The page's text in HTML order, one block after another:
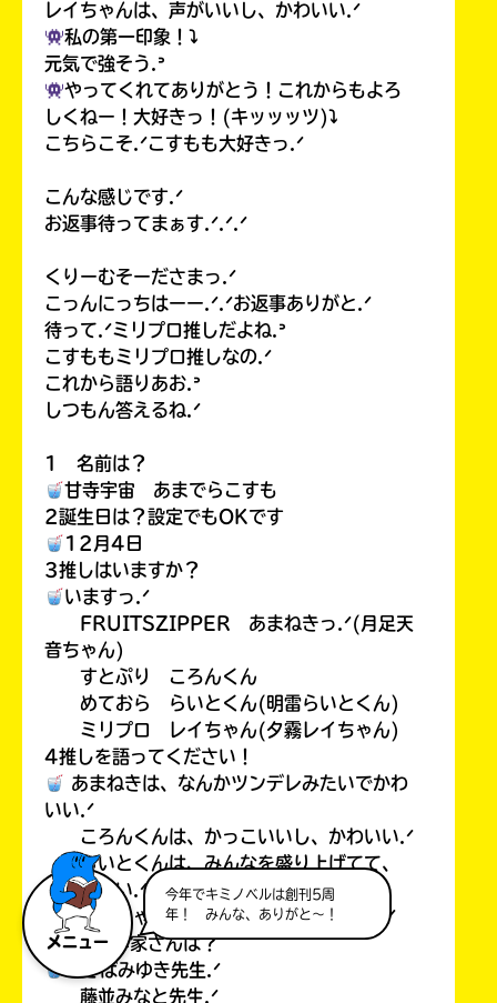
メニュー
今年でキミノベルは創刊5周
年！ みんな、ありがと～！
レイちゃんは、声がいいし、かわいい.ᐟ
私の第一印象！⤵︎
元気で強そう.ᐣ
やってくれてありがとう！これからもよろ
しくねー！大好きっ！(キッッッツ)⤵︎
こちらこそ.ᐟこすもも大好きっ.ᐟ
こんな感じです.ᐟ
お返事待ってまぁす.ᐟ.ᐟ.ᐟ
くりーむそーださまっ.ᐟ
こっんにっちはーー.ᐟ.ᐟお返事ありがと.ᐟ
待って.ᐟミリプロ推しだよね.ᐣ
こすももミリプロ推しなの.ᐟ
これから語りあお.ᐣ
しつもん答えるね.ᐟ
1 名前は？
甘寺宇宙 あまでらこすも
2誕生日は？設定でもOKです
12月4日
3推しはいますか？
いますっ.ᐟ
FRUITSZIPPER あまねきっ.ᐟ(月足天
音ちゃん)
すとぷり ころんくん
めておら らいとくん(明雷らいとくん)
ミリプロ レイちゃん(夕霧レイちゃん)
4推しを語ってください！
あまねきは、なんかツンデレみたいでかわ
いい.ᐟ
ころんくんは、かっこいいし、かわいい.ᐟ
らいとくんは、みんなを盛り上げてて、
かっこいい.ᐟ
レイちゃんは、声がいいし、かわいい.ᐟ
5好きな作家さんは？
あさばみゆき先生.ᐟ
藤並みなと先生.ᐟ